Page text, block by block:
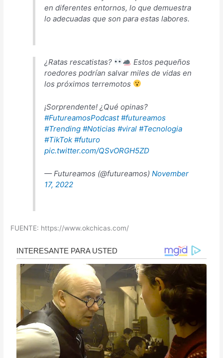
en diferentes entornos, lo que demuestra
lo adecuadas que son para estas labores.
¿Ratas rescatistas?
Estos pequeños
roedores podrían salvar miles de vidas en
los próximos terremotos
¡Sorprendente! ¿Qué opinas?
#FutureamosPodcast #futureamos
#Trending #Noticias #viral #Tecnologia
#TikTok #futuro
pic.twitter.com/QSvORGH5ZD
— Futureamos (@futureamos)November
17, 2022
FUENTE: https://www.okchicas.com/